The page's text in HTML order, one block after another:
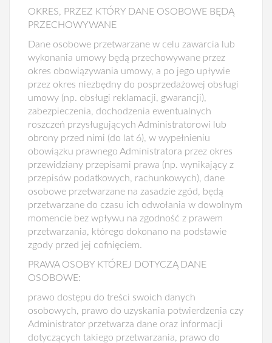
OKRES, PRZEZ KTÓRY DANE OSOBOWE BĘDĄ
PRZECHOWYWANE
Dane osobowe przetwarzane w celu zawarcia lub
wykonania umowy będą przechowywane przez
okres obowiązywania umowy, a po jego upływie
przez okres niezbędny do posprzedażowej obsługi
umowy (np. obsługi reklamacji, gwarancji),
zabezpieczenia, dochodzenia ewentualnych
roszczeń przysługujących Administratorowi lub
obrony przed nimi (do lat 6), w wypełnieniu
obowiązku prawnego Administratora przez okres
przewidziany przepisami prawa (np. wynikający z
przepisów podatkowych, rachunkowych), dane
osobowe przetwarzane na zasadzie zgód, będą
przetwarzane do czasu ich odwołania w dowolnym
momencie bez wpływu na zgodność z prawem
przetwarzania, którego dokonano na podstawie
zgody przed jej cofnięciem.
PRAWA OSOBY KTÓREJ DOTYCZĄ DANE
OSOBOWE:
prawo dostępu do treści swoich danych
osobowych, prawo do uzyskania potwierdzenia czy
Administrator przetwarza dane oraz informacji
dotyczących takiego przetwarzania, prawo do